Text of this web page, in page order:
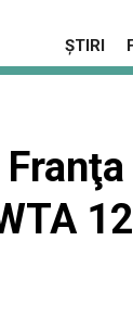
ȘTIRI